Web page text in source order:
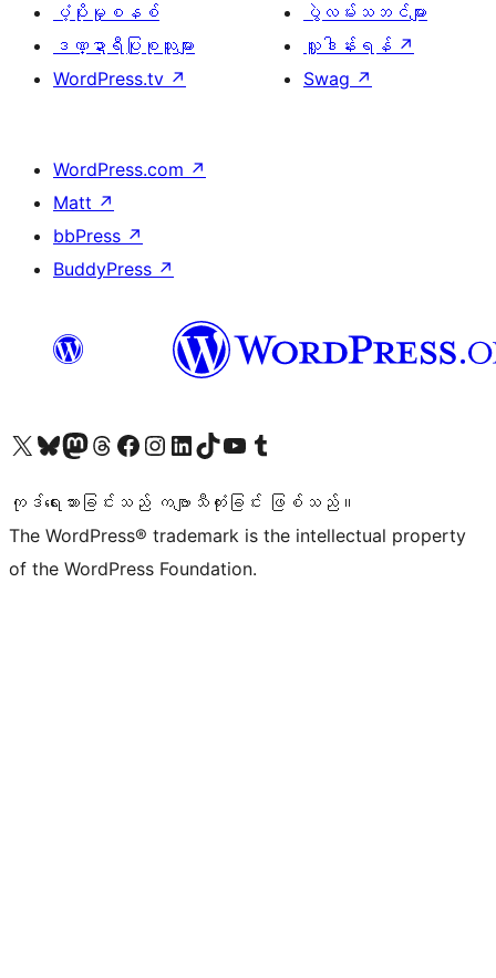
ပံ့ပိုးမှုစနစ်
ဒဏ္ဍာရီပြုစုသူများ
WordPress.tv ↗
ပွဲလမ်းသဘင်များ
လှူဒါန်းရန် ↗
Swag ↗
WordPress.com ↗
Matt ↗
bbPress ↗
BuddyPress ↗
ကျွန်ုပ်တို့၏ X (ယခင် Twitter) အကောင့်သို့ သွားရောက်ကြည့်ရှုပါကျွန်ုပ်တို့၏ Bluesky အကောင့်သို့ ဝင်ရောက်ကြည့်ရှုရန်
ကျွန်ုပ်တို့၏ Mastodon အကောင့်သို့ သွားရောက်ကြည့်ရှုပါကျွန်ုပ်တို့၏ Threads အကောင့်သို့ ဝင်ရောက်ကြည့်ရှုရန်
ကျွန်ုပ်တို့၏ Facebook စာမျက်နှာသို့ သွားရောက်ကြည့်ရှုပါကျွန်ုပ်တို့၏ Instagram အကောင့်သို့ သွားရောက်ကြည့်ရှုပါ ကျွန်ုပ်တို့၏ LinkedIn အကောင့်သို့ သွားရောက်ကြည့်ရှုပါကျွန်ုပ်တို့၏ TikTok အကောင့်သို့ ဝင်ရောက်ကြည့်ရှုရန်
ကျွန်ုပ်တို့၏ YouTube ချန်နယ်သို့ သွားရောက်ကြည့်ရှုပါ ကျွန်ုပ်တို့၏ Tumblr အကောင့်သို့ ဝင်ရောက်ကြည့်ရှုရန်
ကုဒ်ရေးသားခြင်းသည် ကဗျာသီကုံးခြင်း ဖြစ်သည်။
The WordPress® trademark is the intellectual property
of the WordPress Foundation.